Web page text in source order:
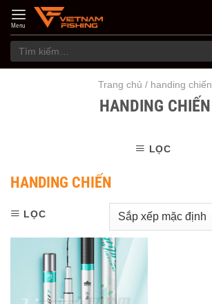
content
Menu
Tìm
kiếm:
Trang chủ / handing chiến
HANDING CHIẾN
LỌC
HANDING CHIẾN
LỌC